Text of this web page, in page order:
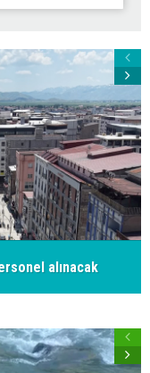
alınacak